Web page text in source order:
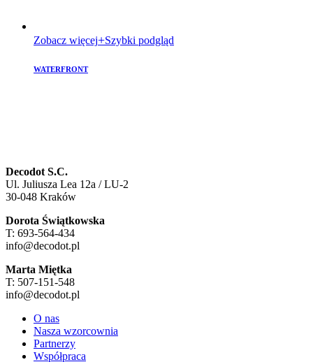
Zobacz więcej Szybki podgląd
WATERFRONT
Decodot S.C.
Ul. Juliusza Lea 12a / LU-2
30-048 Kraków
Dorota Świątkowska
T: 693-564-434
info@decodot.pl
Marta Miętka
T: 507-151-548
info@decodot.pl
O nas
Nasza wzorcownia
Partnerzy
Współpraca